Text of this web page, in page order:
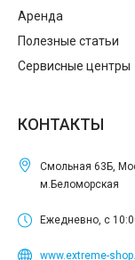
Аренда
Полезные статьи
Сервисные центры
КОНТАКТЫ
Смольная 63Б,
м.Беломорская
Ежедневно, с
www.extreme-